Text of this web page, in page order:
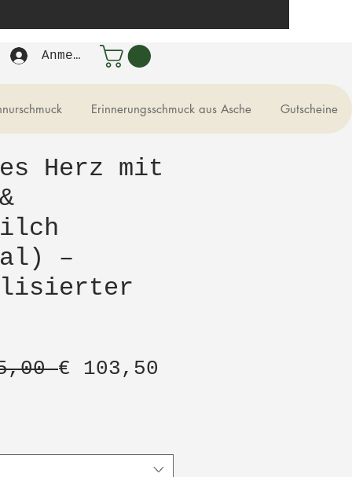
Anmelden
Erinnerungsschmuck aus Asche Gutscheine
Herz mit
–
Standardpreis
€ 103,50